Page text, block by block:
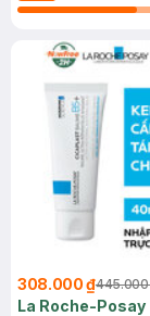
308.000 ₫445.000
La Roche-Posay